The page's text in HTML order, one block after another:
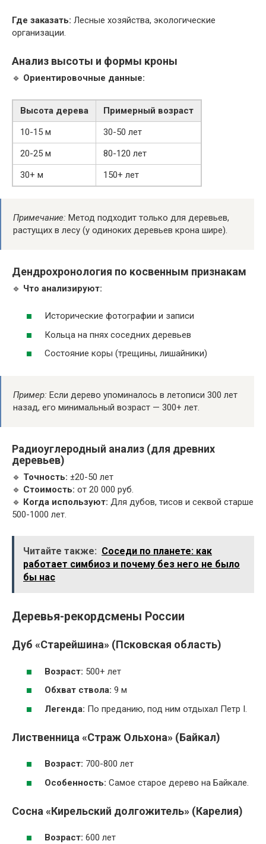
Где заказать: Лесные хозяйства, экологические
организации.
Анализ высоты и формы кроны
🔹 Ориентировочные данные:
Высота дерева
Примерный возраст
10-15 м
30-50 лет
20-25 м
80-120 лет
30+ м
150+ лет
Примечание: Метод подходит только для деревьев,
растущих в лесу (у одиноких деревьев крона шире).
Дендрохронология по косвенным признакам
🔹 Что анализируют:
Исторические фотографии и записи
Кольца на пнях соседних деревьев
Состояние коры (трещины, лишайники)
Пример: Если дерево упоминалось в летописи 300 лет
назад, его минимальный возраст — 300+ лет.
Радиоуглеродный анализ (для древних
деревьев)
🔹 Точность: ±20-50 лет
🔹 Стоимость: от 20 000 руб.
🔹 Когда используют: Для дубов, тисов и секвой старше
500-1000 лет.
Читайте также: Соседи по планете: как
работает симбиоз и почему без него не было
бы нас
Деревья-рекордсмены России
Дуб «Старейшина» (Псковская область)
Возраст: 500+ лет
Обхват ствола: 9 м
Легенда: По преданию, под ним отдыхал Петр I.
Лиственница «Страж Ольхона» (Байкал)
Возраст: 700-800 лет
Особенность: Самое старое дерево на Байкале.
Сосна «Кирельский долгожитель» (Карелия)
Возраст: 600 лет